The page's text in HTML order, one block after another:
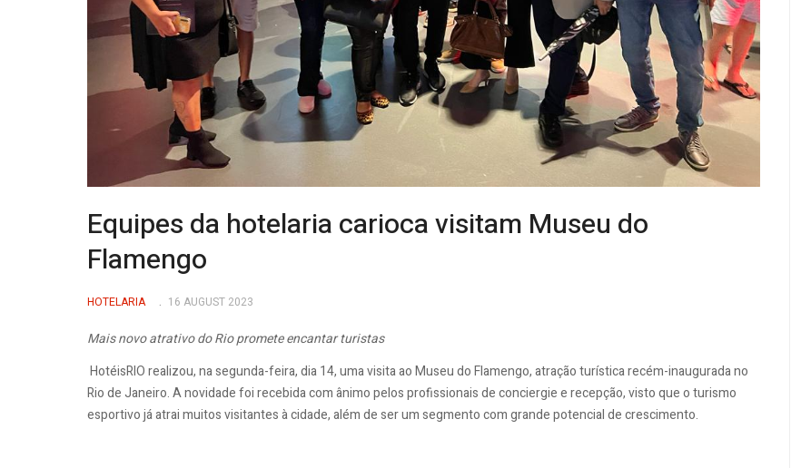
Equipes da hotelaria carioca visitam Museu do
Flamengo
HOTELARIA 16 AUGUST 2023
Mais novo atrativo do Rio promete encantar turistas
HotéisRIO realizou, na segunda-feira, dia 14, uma visita ao Museu do Flamengo, atração turística recém-inaugurada no
Rio de Janeiro. A novidade foi recebida com ânimo pelos profissionais de conciergie e recepção, visto que o turismo
esportivo já atrai muitos visitantes à cidade, além de ser um segmento com grande potencial de crescimento.